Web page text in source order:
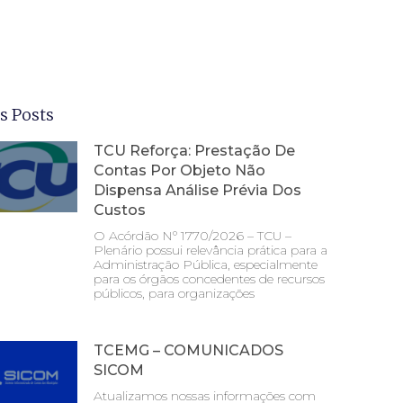
Posts
TCU Reforça: Prestação De
Contas Por Objeto Não
Dispensa Análise Prévia Dos
Custos
O Acórdão Nº 1770/2026 – TCU –
Plenário possui relevância prática para a
Administração Pública, especialmente
para os órgãos concedentes de recursos
públicos, para organizações
TCEMG – COMUNICADOS
SICOM
Atualizamos nossas informações com